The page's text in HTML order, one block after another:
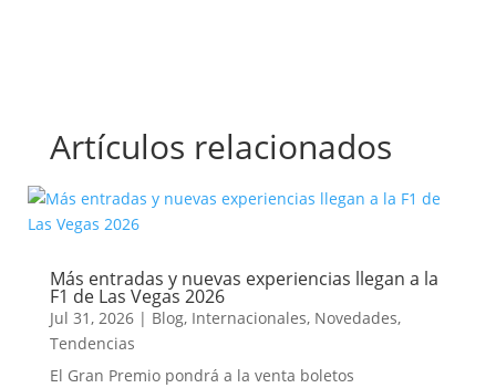
Artículos relacionados
Más entradas y nuevas experiencias llegan a la
F1 de Las Vegas 2026
Jul 31, 2026| Blog, Internacionales, Novedades,
Tendencias
El Gran Premio pondrá a la venta boletos